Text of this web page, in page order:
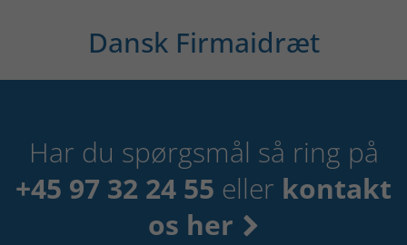
Dansk Firmaidræt
Har du spørgsmål så ring på
+45 97 32 24 55 eller kontakt
os her